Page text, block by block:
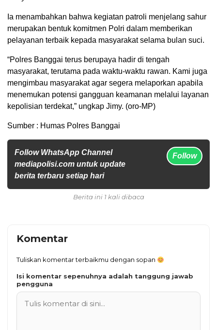
Ia menambahkan bahwa kegiatan patroli menjelang sahur
merupakan bentuk komitmen Polri dalam memberikan
pelayanan terbaik kepada masyarakat selama bulan suci.
“Polres Banggai terus berupaya hadir di tengah
masyarakat, terutama pada waktu-waktu rawan. Kami juga
mengimbau masyarakat agar segera melaporkan apabila
menemukan potensi gangguan keamanan melalui layanan
kepolisian terdekat,” ungkap Jimy. (oro-MP)
Sumber : Humas Polres Banggai
Follow WhatsApp Channel
mediapolisi.com untuk update
berita terbaru setiap hari
Follow
Berita ini 1 kali dibaca
Komentar
Tuliskan komentar terbaikmu dengan sopan
Isi komentar sepenuhnya adalah tanggung jawab
pengguna